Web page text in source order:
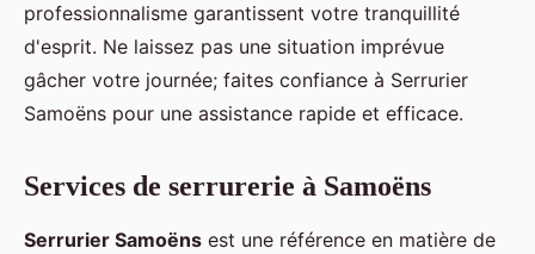
professionnalisme garantissent votre tranquillité
d'esprit. Ne laissez pas une situation imprévue
gâcher votre journée; faites confiance à Serrurier
Samoëns pour une assistance rapide et efficace.
Services de serrurerie à Samoëns
Serrurier Samoëns est une référence en matière de